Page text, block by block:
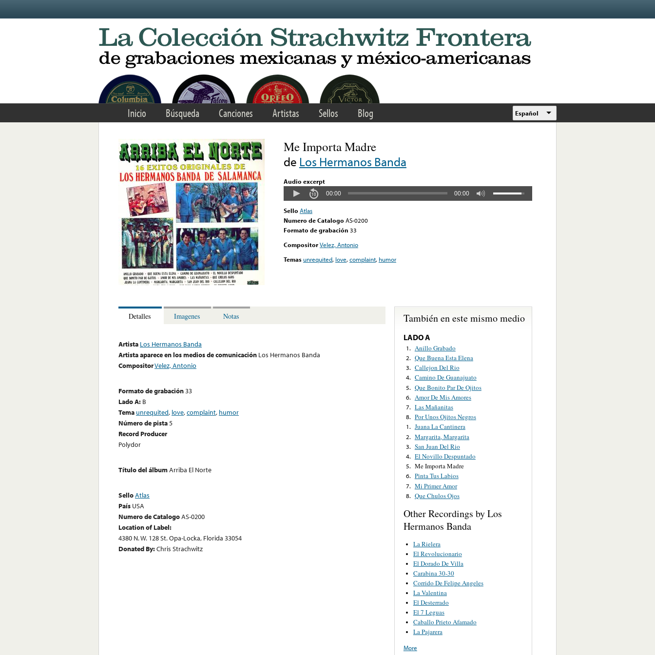
Inicio Búsqueda Canciones Artistas Sellos Blog Español
Me Importa Madre
de Los Hermanos Banda
Audio excerpt
00:00 00:00
Sello Atlas
Numero de Catalogo AS-0200
Formato de grabación 33
CompositorVelez, Antonio
Temasunrequited, love,complaint, humor
Detalles Imagenes Notas
Artista Los Hermanos Banda
Artista aparece en los medios de comunicación Los Hermanos Banda
CompositorVelez, Antonio
Formato de grabación33
Lado A: B
Tema unrequited, love,complaint, humor
Número de pista5
Record Producer
Polydor
Título del álbumArriba El Norte
SelloAtlas
País USA
Numero de CatalogoAS-0200
Location of Label:
4380 N. W. 128 St. Opa-Locka, Florida 33054
Donated By:Chris Strachwitz
También en este mismo medio
LADO A
1. Anillo Grabado
2. Que Buena Esta Elena
3. Callejon Del Rio
4. Camino De Guanajuato
5. Que Bonito Par De Ojitos
6. Amor De Mis Amores
7. Las Mañanitas
8. Por Unos Ojitos Negros
1. Juana La Cantinera
2. Margarita, Margarita
3. San Juan Del Rio
4. El Novillo Despuntado
5. Me Importa Madre
6. Pinta Tus Labios
7. Mi Primer Amor
8. Que Chulos Ojos
Other Recordings by Los
Hermanos Banda
La Rielera
El Revolucionario
El Dorado De Villa
Carabina 30-30
Corrido De Felipe Angeles
La Valentina
El Desterrado
El 7 Leguas
Caballo Prieto Afamado
La Pajarera
More